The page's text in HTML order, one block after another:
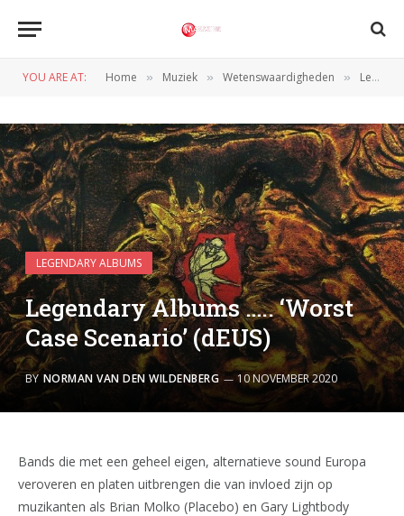
YOU ARE AT: Home » Muziek » Wetenswaardigheden » Legendary Albums
LEGENDARY ALBUMS
Legendary Albums ….. ‘Worst
Case Scenario’ (dEUS)
BY NORMAN VAN DEN WILDENBERG 10 NOVEMBER 2020
Bands die met een geheel eigen, alternatieve sound Europa
veroveren en platen uitbrengen die van invloed zijn op
muzikanten als Brian Molko (Placebo) en Gary Lightbody